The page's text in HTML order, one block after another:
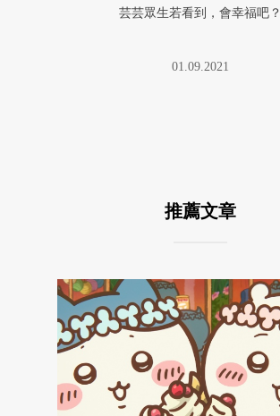
芸芸眾生若看到，會幸福吧？
01.09.2021
推薦文章